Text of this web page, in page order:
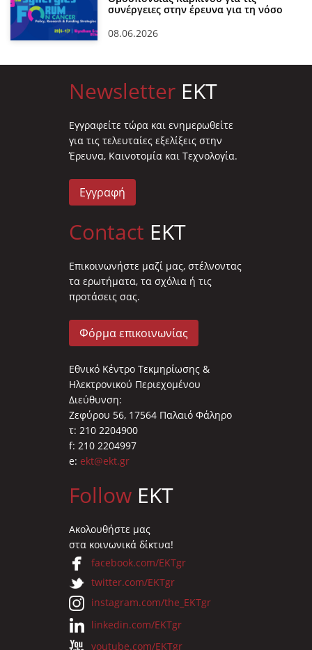
συνέργειες στην έρευνα για τη νόσο
08.06.2026
Newsletter EKT
Eγγραφείτε τώρα και ενημερωθείτε
για τις τελευταίες εξελίξεις στην
Έρευνα, Καινοτομία και Τεχνολογία.
Εγγραφή
Contact EKT
Επικοινωνήστε μαζί μας, στέλνοντας
τα ερωτήματα, τα σχόλια ή τις
προτάσεις σας.
Φόρμα επικοινωνίας
Εθνικό Κέντρο Τεκμηρίωσης &
Ηλεκτρονικού Περιεχομένου
Διεύθυνση:
Ζεφύρου 56, 17564 Παλαιό Φάληρο
τ: 210 2204900
f: 210 2204997
e: ekt@ekt.gr
Follow EKT
Ακολουθήστε μας
στα κοινωνικά δίκτυα!
facebook.com/EKTgr
twitter.com/EKTgr
instagram.com/the_EKTgr
linkedin.com/EKTgr
youtube.com/EKTgr